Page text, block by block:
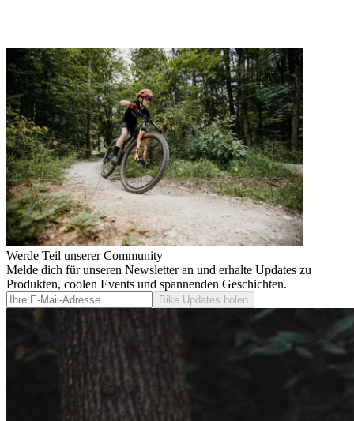
Werde Teil unserer Community
Melde dich für unseren Newsletter an und erhalte Updates zu
Produkten, coolen Events und spannenden Geschichten.
Bike Updates holen